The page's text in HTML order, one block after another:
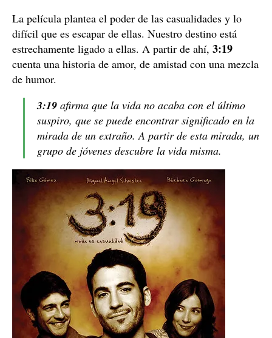
La película plantea el poder de las casualidades y lo
difícil que es escapar de ellas. Nuestro destino está
estrechamente ligado a ellas. A partir de ahí, 3:19
cuenta una historia de amor, de amistad con una mezcla
de humor.
3:19 afirma que la vida no acaba con el último
suspiro, que se puede encontrar significado en la
mirada de un extraño. A partir de esta mirada, un
grupo de jóvenes descubre la vida misma.